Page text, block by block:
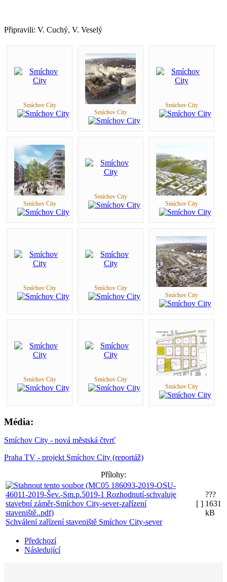
Připravili: V. Cuchý, V. Veselý
Smíchov City
Smíchov City
Smíchov City
Smíchov City
Smíchov City
Smíchov City
Smíchov City
Smíchov City
Smíchov City
Smíchov City
Smíchov City
Smíchov City
Média:
Smíchov City - nová městská čtvrť
Praha TV - projekt Smíchov City (reportáž)
Přílohy:
Schválení zařízení staveniště Smíchov City-sever
[ ]
???
1631
kB
Předchozí
Následující